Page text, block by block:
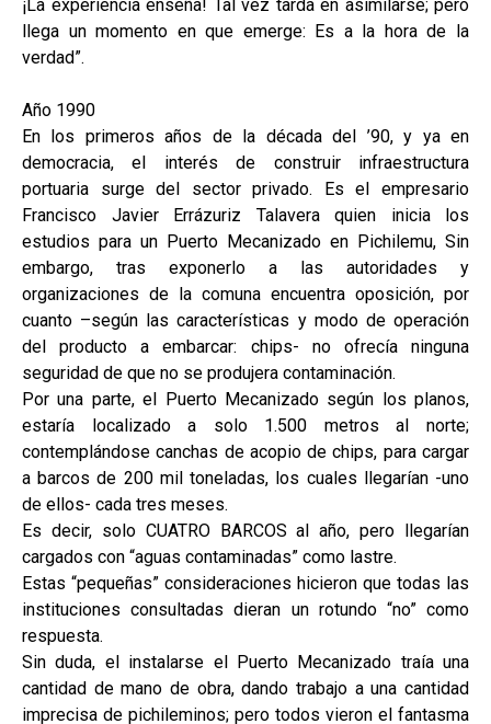
¡La experiencia enseña! Tal vez tarda en asimilarse; pero
llega un momento en que emerge: Es a la hora de la
verdad”.
Año 1990
En los primeros años de la década del ’90, y ya en
democracia, el interés de construir infraestructura
portuaria surge del sector privado. Es el empresario
Francisco Javier Errázuriz Talavera quien inicia los
estudios para un Puerto Mecanizado en Pichilemu, Sin
embargo, tras exponerlo a las autoridades y
organizaciones de la comuna encuentra oposición, por
cuanto –según las características y modo de operación
del producto a embarcar: chips- no ofrecía ninguna
seguridad de que no se produjera contaminación.
Por una parte, el Puerto Mecanizado según los planos,
estaría localizado a solo 1.500 metros al norte;
contemplándose canchas de acopio de chips, para cargar
a barcos de 200 mil toneladas, los cuales llegarían -uno
de ellos- cada tres meses.
Es decir, solo CUATRO BARCOS al año, pero llegarían
cargados con “aguas contaminadas” como lastre.
Estas “pequeñas” consideraciones hicieron que todas las
instituciones consultadas dieran un rotundo “no” como
respuesta.
Sin duda, el instalarse el Puerto Mecanizado traía una
cantidad de mano de obra, dando trabajo a una cantidad
imprecisa de pichileminos; pero todos vieron el fantasma